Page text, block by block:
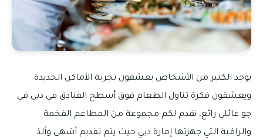
يوجد الكثير من الأشخاص يعشقون تجربة الأماكن الجديدة
ويعشقون فكرة تناول الطعام فوق أسطح الفنادق في دبي في
جو عائلي رائع، نقدم لكم مجموعة من المطاعم الفخمة
والراقية التي جهزتها إمارة دبي حيث يتم تقديم أشهى وألذ